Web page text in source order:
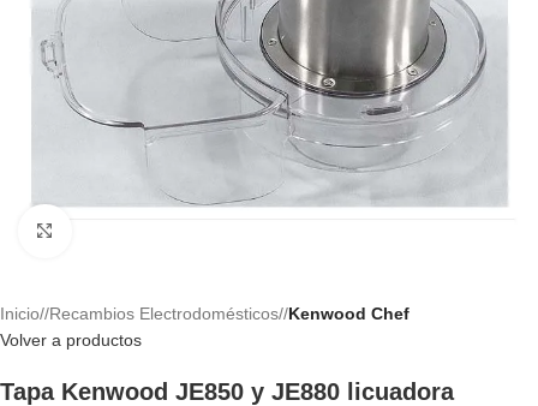
Inicio/ Recambios Electrodomésticos/ Kenwood Chef
Volver a productos
Tapa Kenwood JE850 y JE880 licuadora